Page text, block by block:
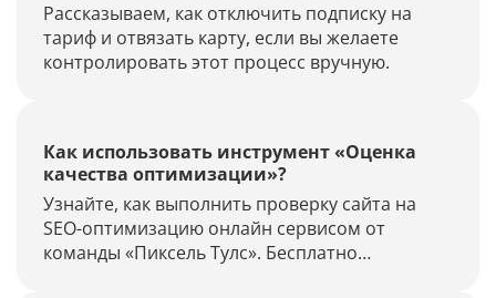
Рассказываем, как отключить подписку на
тариф и отвязать карту, если вы желаете
контролировать этот процесс вручную.
Как использовать инструмент «Оценка
качества оптимизации»?
Узнайте, как выполнить проверку сайта на
SEO-оптимизацию онлайн сервисом от
команды «Пиксель Тулс». Бесплатно